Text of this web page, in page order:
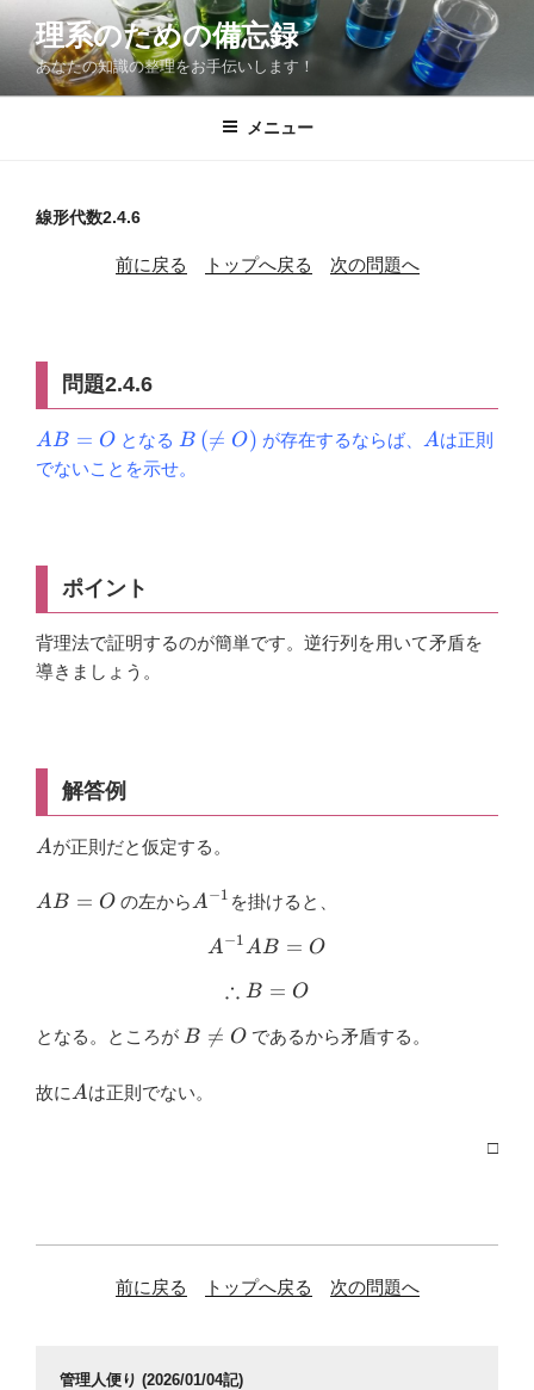
ン
ン
理系のための備忘録
あなたの知識の整理をお手伝いします！
メニュー
線形代数2.4.6
前に戻る トップへ戻る 次の問題へ
問題2.4.6
AB=O
AB = O となる B\,
B (
= O) が存在するならば、 A
Aは正則
でないことを示せ。
ポイント
背理法で証明するのが簡単です。逆行列を用いて矛盾を
導きましょう。
解答例
A
Aが正則だと仮定する。
AB=O
AB = O の左から A^{-1}
A−1 を掛けると、
A^{-1} A B = O
A−1 AB = O
\therefore B = O
∴ B = O
となる。ところが B
O
B 
= O であるから矛盾する。
故に A
Aは正則でない。
□
前に戻る トップへ戻る 次の問題へ
管理人便り (2026/01/04記)